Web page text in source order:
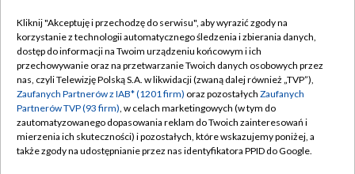
TVP
Abonament TVP
Emisja w TVP
Centrum informacji TVP
Naziemna Telewizja Cyfrowa
Regulamin TVP
Polityka prywatności
Moje zgody
Pomoc
Kliknij "Akceptuję i przechodzę do serwisu", aby wyrazić zgody na
korzystanie z technologii automatycznego śledzenia i zbierania danych,
dostęp do informacji na Twoim urządzeniu końcowym i ich
przechowywanie oraz na przetwarzanie Twoich danych osobowych przez
nas, czyli Telewizję Polską S.A. w likwidacji (zwaną dalej również „TVP”),
Zaufanych Partnerów z IAB* (1201 firm) oraz pozostałych Zaufanych
Partnerów TVP (93 firm), w celach marketingowych (w tym do
zautomatyzowanego dopasowania reklam do Twoich zainteresowań i
mierzenia ich skuteczności) i pozostałych, które wskazujemy poniżej, a
także zgody na udostępnianie przez nas identyfikatora PPID do Google.